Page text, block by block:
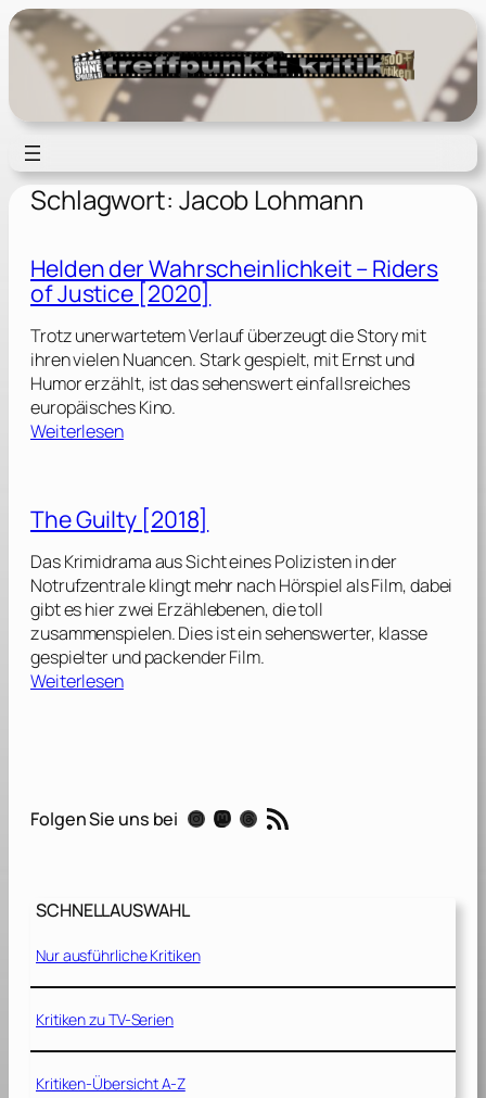
Zum
Inhalt
springen
Schlagwort: Jacob Lohmann
Helden der Wahrscheinlichkeit – Riders
of Justice [2020]
Trotz unerwartetem Verlauf überzeugt die Story mit
ihren vielen Nuancen. Stark gespielt, mit Ernst und
Humor erzählt, ist das sehenswert einfallsreiches
europäisches Kino.
Weiterlesen:
d
n
d
e
r
W
a
h
l
c
e
i
t
The Guilty [2018]
Das Krimidrama aus Sicht eines Polizisten in der
Notrufzentrale klingt mehr nach Hörspiel als Film, dabei
gibt es hier zwei Erzählebenen, die toll
zusammenspielen. Dies ist ein sehenswerter, klasse
gespielter und packender Film.
Weiterlesen:
i
[
0
1
8
Folgen Sie uns bei Instagram Mastodon Threads RSS-Feed
SCHNELLAUSWAHL
Nur ausführliche Kritiken
Kritiken zu TV-Serien
Kritiken-Übersicht A-Z